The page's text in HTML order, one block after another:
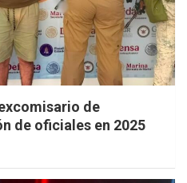
de
de oficiales en 2025